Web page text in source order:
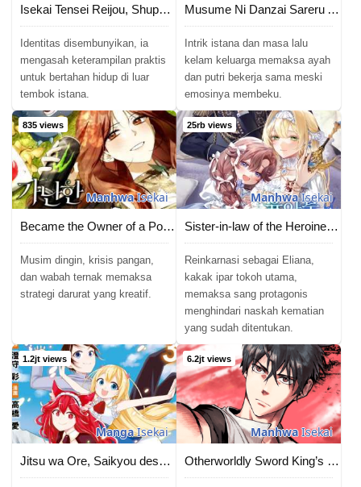
Isekai Tensei Reijou, Shuppon Suru
Identitas disembunyikan, ia
mengasah keterampilan praktis
untuk bertahan hidup di luar
tembok istana.
Musume Ni Danzai Sareru Akuyaku Koushaku Ni Tensei Shitemashita ~Akuyaku Muubu o Yameta no ni Nazeka Musume ga Koori No Reijou Ka Suru Ken~
Intrik istana dan masa lalu
kelam keluarga memaksa ayah
dan putri bekerja sama meski
emosinya membeku.
835 views
ManhwaIsekai
Became the Owner of a Poor Estate
Musim dingin, krisis pangan,
dan wabah ternak memaksa
strategi darurat yang kreatif.
25rb views
ManhwaIsekai
Sister-in-law of the Heroine in a Childcare Novel
Reinkarnasi sebagai Eliana,
kakak ipar tokoh utama,
memaksa sang protagonis
menghindari naskah kematian
yang sudah ditentukan.
1.2jt views
MangaIsekai
Jitsu wa Ore, Saikyou deshita?
6.2jt views
ManhwaIsekai
Otherworldly Sword King’s Survival Records